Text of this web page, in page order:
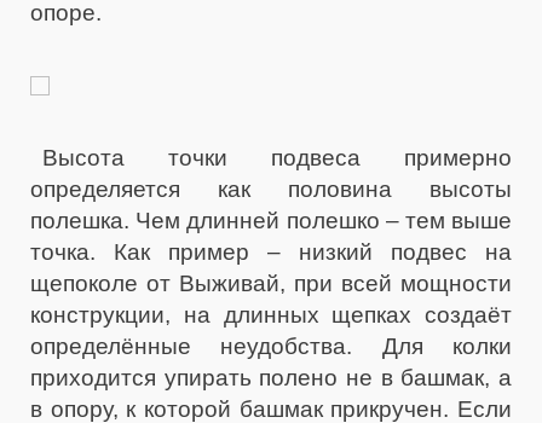
опоре.
Высота точки подвеса примерно
определяется как половина высоты
полешка. Чем длинней полешко – тем выше
точка. Как пример – низкий подвес на
щепоколе от Выживай, при всей мощности
конструкции, на длинных щепках создаёт
определённые неудобства. Для колки
приходится упирать полено не в башмак, а
в опору, к которой башмак прикручен. Если